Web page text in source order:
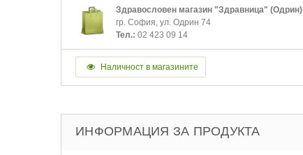
Здравословен магазин "Здравница" (Одрин)
гр. София, ул. Одрин 74
Тел.: 02 423 09 14
Наличност в магазините
ИНФОРМАЦИЯ ЗА ПРОДУКТА